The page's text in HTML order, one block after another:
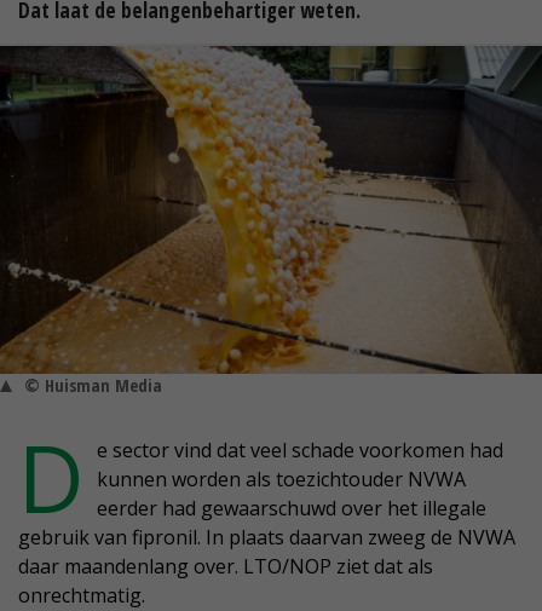
Dat laat de belangenbehartiger weten.
© Huisman Media
D
e sector vind dat veel schade voorkomen had
kunnen worden als toezichtouder NVWA
eerder had gewaarschuwd over het illegale
gebruik van fipronil. In plaats daarvan zweeg de NVWA
daar maandenlang over. LTO/NOP ziet dat als
onrechtmatig.